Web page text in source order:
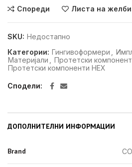
Спореди Листа на желби
SKU: Недостапно
Категории: Гингивоформери
Материјали
Протетски
Протетски компоненти HEX
Сподели
ДОПОЛНИТЕЛНИ ИНФОРМАЦИИ
Brand